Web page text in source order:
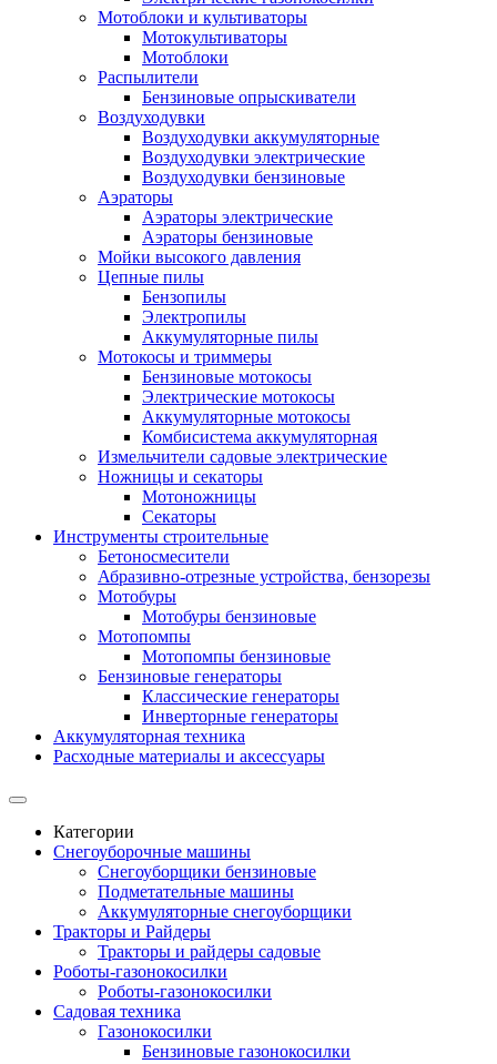
Мотоблоки и культиваторы
Мотокультиваторы
Мотоблоки
Распылители
Бензиновые опрыскиватели
Воздуходувки
Воздуходувки аккумуляторные
Воздуходувки электрические
Воздуходувки бензиновые
Аэраторы
Аэраторы электрические
Аэраторы бензиновые
Мойки высокого давления
Цепные пилы
Бензопилы
Электропилы
Аккумуляторные пилы
Мотокосы и триммеры
Бензиновые мотокосы
Электрические мотокосы
Аккумуляторные мотокосы
Комбисистема аккумуляторная
Измельчители садовые электрические
Ножницы и секаторы
Мотоножницы
Секаторы
Инструменты строительные
Бетоносмесители
Абразивно-отрезные устройства, бензорезы
Мотобуры
Мотобуры бензиновые
Мотопомпы
Мотопомпы бензиновые
Бензиновые генераторы
Классические генераторы
Инверторные генераторы
Аккумуляторная техника
Расходные материалы и аксессуары
Категории
Снегоуборочные машины
Снегоуборщики бензиновые
Подметательные машины
Аккумуляторные снегоуборщики
Тракторы и Райдеры
Тракторы и райдеры садовые
Роботы-газонокосилки
Роботы-газонокосилки
Садовая техника
Газонокосилки
Бензиновые газонокосилки